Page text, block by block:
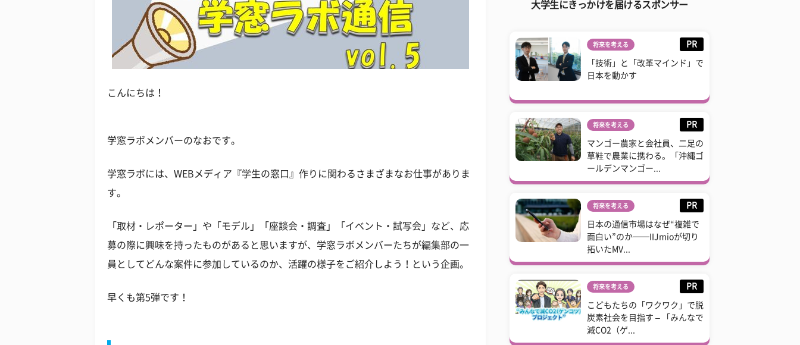
こんにちは！
学窓ラボメンバーのなおです。
学窓ラボには、WEBメディア『学生の窓口』作りに関わるさまざまなお仕事がありま
す。
「取材・レポーター」や「モデル」「座談会・調査」「イベント・試写会」など、応
募の際に興味を持ったものがあると思いますが、学窓ラボメンバーたちが編集部の一
員としてどんな案件に参加しているのか、活躍の様子をご紹介しよう！という企画。
早くも第5弾です！
大学生にきっかけを届けるスポンサー
将来を考える PR
「技術」と「改革マインド」で
日本を動かす
将来を考える PR
マンゴー農家と会社員、二足の
草鞋で農業に携わる。「沖縄ゴ
ールデンマンゴー...
将来を考える PR
日本の通信市場はなぜ“複雑で
面白い”のか──IIJmioが切り
拓いたMV...
将来を考える PR
こどもたちの「ワクワク」で脱
炭素社会を目指す – 「みんなで
減CO2（ゲ...